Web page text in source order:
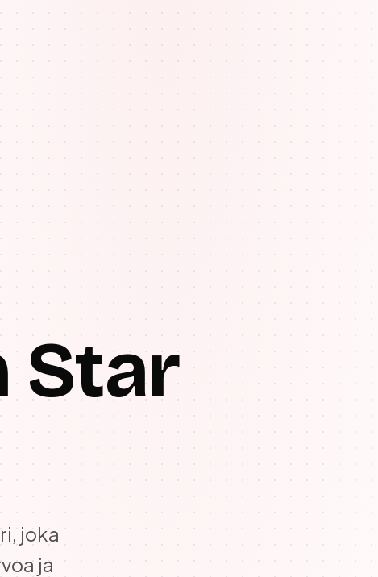
Star
joka
ja